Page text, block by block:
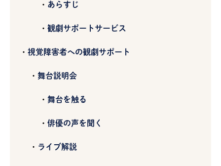
あらすじ
観劇サポートサービス
視覚障害者への観劇サポート
舞台説明会
舞台を触る
俳優の声を聞く
ライブ解説